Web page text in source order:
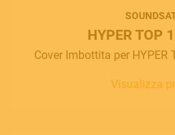
HYPER TOP
Cover Imbottita per
Visualizza